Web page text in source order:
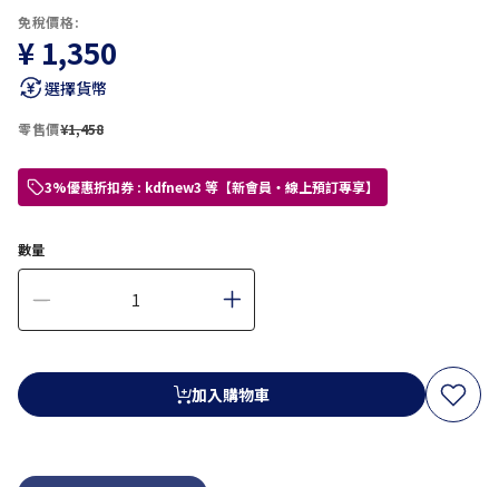
免稅價格:
¥ 1,350
選擇貨幣
零售價¥1,458
3%優惠折扣券 : kdfnew3 等【新會員・線上預訂專享】
數量
加入購物車